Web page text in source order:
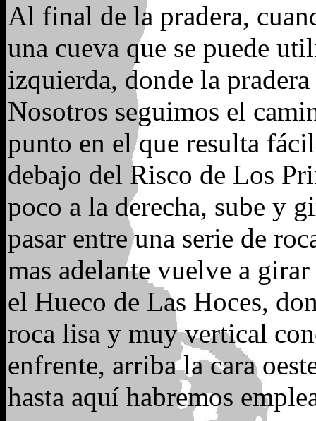
Al final de la pradera,
una cueva que se puede
izquierda, donde la
Nosotros seguimos el
punto en el que resulta
debajo del Risco de Los
poco a la derecha, sube y
pasar entre una serie de
mas adelante vuelve a
el Hueco de Las Hoces,
roca lisa y muy vertical
enfrente, arriba la cara
hasta aquí habremos